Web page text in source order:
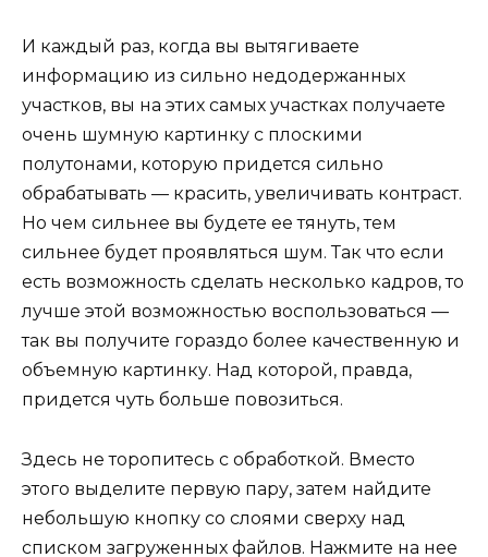
И каждый раз, когда вы вытягиваете
информацию из сильно недодержанных
участков, вы на этих самых участках получаете
очень шумную картинку с плоскими
полутонами, которую придется сильно
обрабатывать — красить, увеличивать контраст.
Но чем сильнее вы будете ее тянуть, тем
сильнее будет проявляться шум. Так что если
есть возможность сделать несколько кадров, то
лучше этой возможностью воспользоваться —
так вы получите гораздо более качественную и
объемную картинку. Над которой, правда,
придется чуть больше повозиться.
Здесь не торопитесь с обработкой. Вместо
этого выделите первую пару, затем найдите
небольшую кнопку со слоями сверху над
списком загруженных файлов. Нажмите на нее